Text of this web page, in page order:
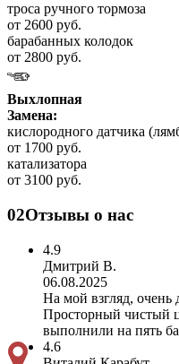
троса ручного тормоза
от 2600 руб.
барабанных колодок
от 2800 руб.
Выхлопная
Замена:
кислородного датчика
от 1700 руб.
катализатора
от 3100 руб.
02Отзывы о нас
4.9
Дмитрий В.
06.08.2025
На мой взгляд, очень
Просторный чистый
выполнили на пять
4.6